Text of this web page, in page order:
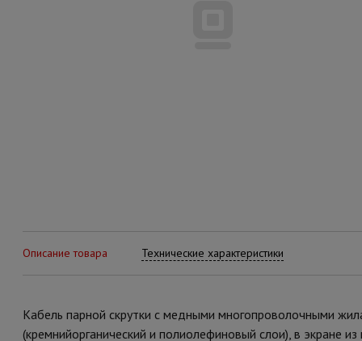
Описание товара Технические характеристики
Кабель парной скрутки с медными многопроволочными
(кремнийорганический и полиолефиновый слои), в экране